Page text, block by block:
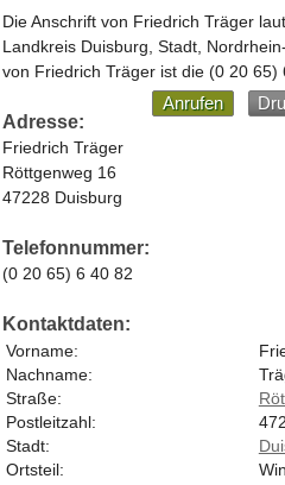
Die Anschrift von Friedrich Träger
Landkreis Duisburg, Stadt,
von Friedrich Träger ist die (0 20 65)
Anrufen
Adresse:
Friedrich Träger
Röttgenweg 16
47228 Duisburg
Telefonnummer:
(0 20 65) 6 40 82
Kontaktdaten:
Vorname:
Nachname:
Straße:
Postleitzahl:
Stadt:
Ortsteil: